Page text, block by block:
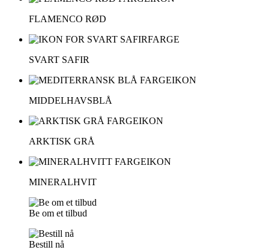
FLAMENCO RØD
SVART SAFIR
MIDDELHAVSBLÅ
ARKTISK GRÅ
MINERALHVIT
Be om et tilbud
Bestill nå